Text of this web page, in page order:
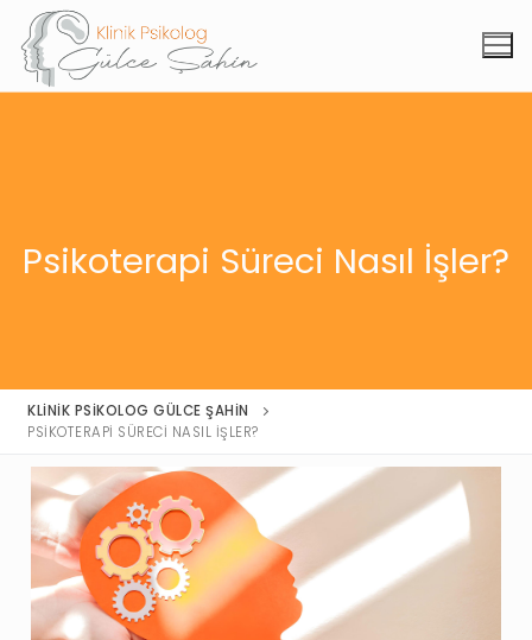
Psikoterapi Süreci Nasıl İşler?
KLINIK PSIKOLOG GÜLCE ŞAHIN
PSIKOTERAPI SÜRECI NASIL İŞLER?